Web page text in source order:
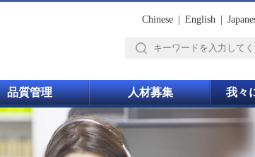
Chinese English
品質管理 人材募集 我々